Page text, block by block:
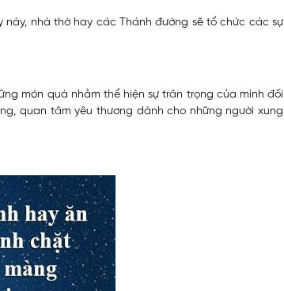
này, nhà thờ hay các Thánh đường sẽ tổ chức các sự
món quà nhằm thể hiện sự trân trọng của mình đối
quan tâm yêu thương dành cho những người xung